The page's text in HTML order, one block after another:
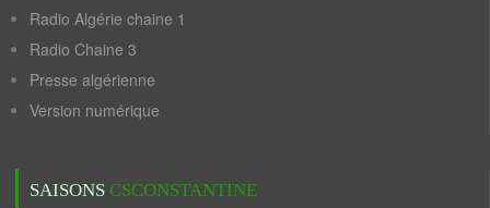
Radio Algérie chaine 1
Radio Chaine 3
Presse algérienne
Version numérique
SAISONS CSCONSTANTINE